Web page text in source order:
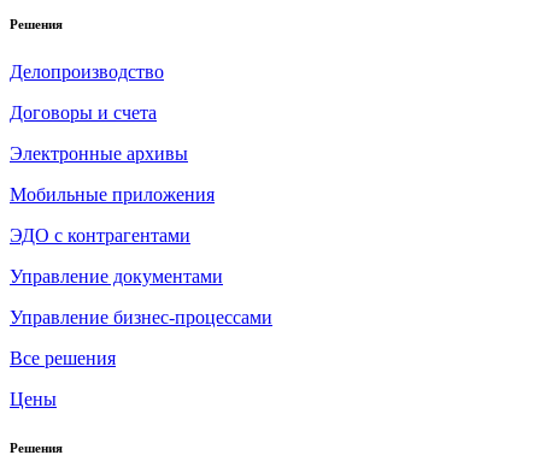
Решения
Делопроизводство
Договоры и счета
Электронные архивы
Мобильные приложения
ЭДО с контрагентами
Управление документами
Управление бизнес-процессами
Все решения
Цены
Решения